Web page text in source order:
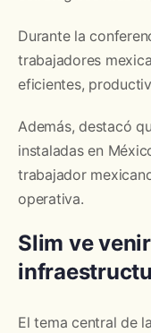
Durante la
trabajadores
eficientes,
Además, destacó
instaladas en
trabajador
operativa.
Slim ve
El tema central de